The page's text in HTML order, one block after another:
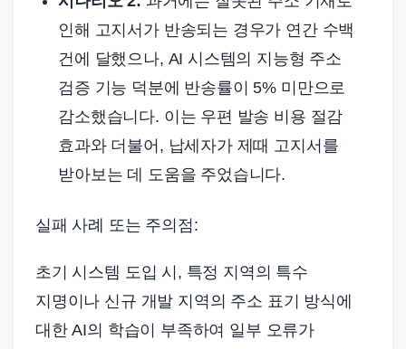
인해 고지서가 반송되는 경우가 연간 수백
건에 달했으나, AI 시스템의 지능형 주소
검증 기능 덕분에 반송률이 5% 미만으로
감소했습니다. 이는 우편 발송 비용 절감
효과와 더불어, 납세자가 제때 고지서를
받아보는 데 도움을 주었습니다.
실패 사례 또는 주의점:
초기 시스템 도입 시, 특정 지역의 특수
지명이나 신규 개발 지역의 주소 표기 방식에
대한 AI의 학습이 부족하여 일부 오류가